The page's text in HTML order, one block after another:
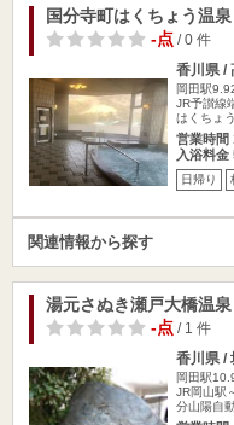
国分寺町はくちょう温泉
-点/ 0 件
香川県 /
岡田駅
JR予讃線
はくちょ
営業時間
入浴料金
日帰り
関連情報から探す
湯元さぬき瀬戸大橋温
-点/ 1 件
香川県 /
岡田駅
JR岡山駅
分山陽自